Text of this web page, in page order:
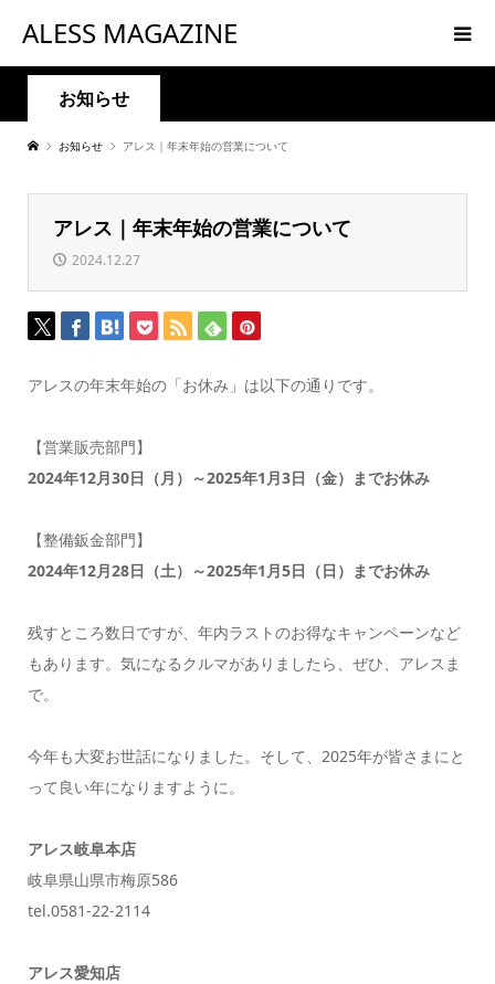
ALESS MAGAZINE
お知らせ
お知らせ アレス｜年末年始の営業について
アレス｜年末年始の営業について
2024.12.27
アレスの年末年始の「お休み」は以下の通りです。
【営業販売部門】
2024年12月30日（月）～2025年1月3日（金）までお休み
【整備鈑金部門】
2024年12月28日（土）～2025年1月5日（日）までお休み
残すところ数日ですが、年内ラストのお得なキャンペーンなど
もあります。気になるクルマがありましたら、ぜひ、アレスま
で。
今年も大変お世話になりました。そして、2025年が皆さまにと
って良い年になりますように。
アレス岐阜本店
岐阜県山県市梅原586
tel.0581-22-2114
アレス愛知店